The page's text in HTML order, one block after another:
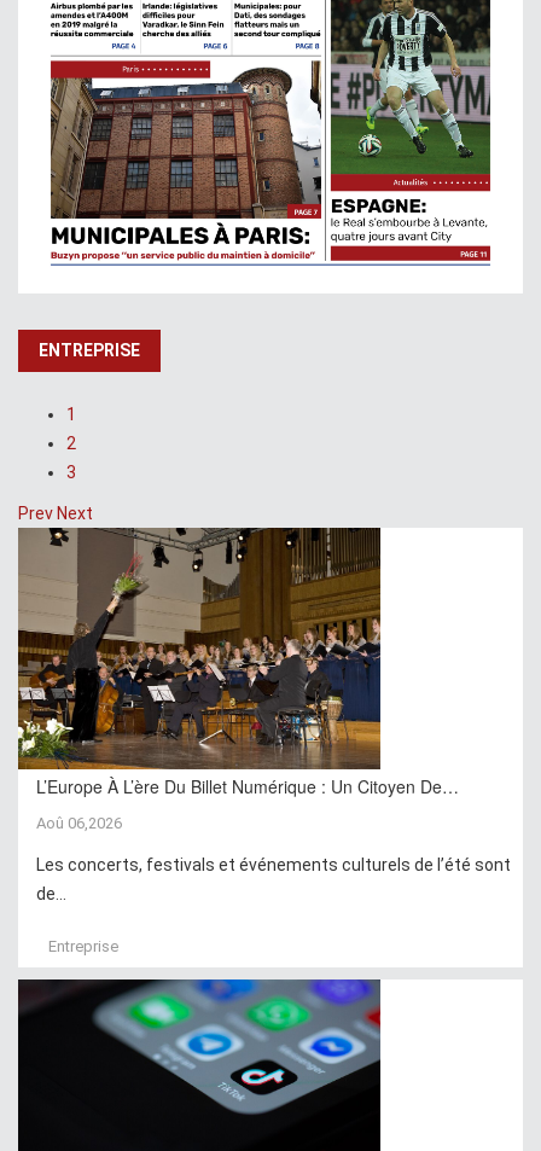
ENTREPRISE
1
2
3
Prev Next
L’Europe À L’ère Du Billet Numérique : Un Citoyen De…
Aoû 06,2026
Les concerts, festivals et événements culturels de l’été sont
de...
Entreprise